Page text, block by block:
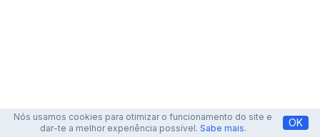
Nós usamos cookies para otimizar o funcionamento do site e
dar-te a melhor experiência possível. Sabe mais. OK